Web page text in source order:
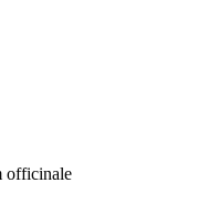
officinale